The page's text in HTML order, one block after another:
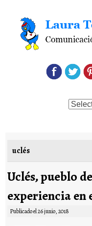
Saltar al contenido
uclés
Uclés, pueblo
experiencia en
Publicado el26 junio, 2018